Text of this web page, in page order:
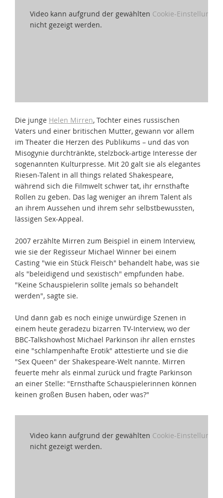
Video kann aufgrund der gewählten Cookie-Einstellungen
nicht gezeigt werden.
Die junge Helen Mirren, Tochter eines russischen
Vaters und einer britischen Mutter, gewann vor allem
im Theater die Herzen des Publikums – und das von
Misogynie durchtränkte, stelzbock-artige Interesse der
sogenannten Kulturpresse. Mit 20 galt sie als elegantes
Riesen-Talent in all things related Shakespeare,
während sich die Filmwelt schwer tat, ihr ernsthafte
Rollen zu geben. Das lag weniger an ihrem Talent als
an ihrem Aussehen und ihrem sehr selbstbewussten,
lässigen Sex-Appeal.
2007 erzählte Mirren zum Beispiel in einem Interview,
wie sie der Regisseur Michael Winner bei einem
Casting "wie ein Stück Fleisch" behandelt habe, was sie
als "beleidigend und sexistisch" empfunden habe.
"Keine Schauspielerin sollte jemals so behandelt
werden", sagte sie.
Und dann gab es noch einige unwürdige Szenen in
einem heute geradezu bizarren TV-Interview, wo der
BBC-Talkshowhost Michael Parkinson ihr allen ernstes
eine "schlampenhafte Erotik" attestierte und sie die
"Sex Queen" der Shakespeare-Welt nannte. Mirren
feuerte mehr als einmal zurück und fragte Parkinson
an einer Stelle: "Ernsthafte Schauspielerinnen können
keinen großen Busen haben, oder was?"
Video kann aufgrund der gewählten Cookie-Einstellungen
nicht gezeigt werden.